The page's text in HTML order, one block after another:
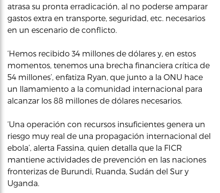
atrasa su pronta erradicación, al no poderse amparar
gastos extra en transporte, seguridad, etc. necesarios
en un escenario de conflicto.
‘Hemos recibido 34 millones de dólares y, en estos
momentos, tenemos una brecha financiera crítica de
54 millones’, enfatiza Ryan, que junto a la ONU hace
un llamamiento a la comunidad internacional para
alcanzar los 88 millones de dólares necesarios.
‘Una operación con recursos insuficientes genera un
riesgo muy real de una propagación internacional del
ebola’, alerta Fassina, quien detalla que la FICR
mantiene actividades de prevención en las naciones
fronterizas de Burundi, Ruanda, Sudán del Sur y
Uganda.